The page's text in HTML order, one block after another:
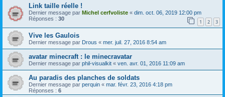
Link taille réelle !
Dernier message par Michel cerfvoliste « dim. oct. 06, 2019 12:00 pm
Réponses : 30 1 2 3
Vive les Gaulois
Dernier message par Drous « mer. juil. 27, 2016 8:54 am
avatar minecraft : le minecravatar
Dernier message par phil-visualkit « ven. avr. 01, 2016 11:09 am
Au paradis des planches de soldats
Dernier message par perquin « mar. févr. 23, 2016 4:18 pm
Réponses : 6